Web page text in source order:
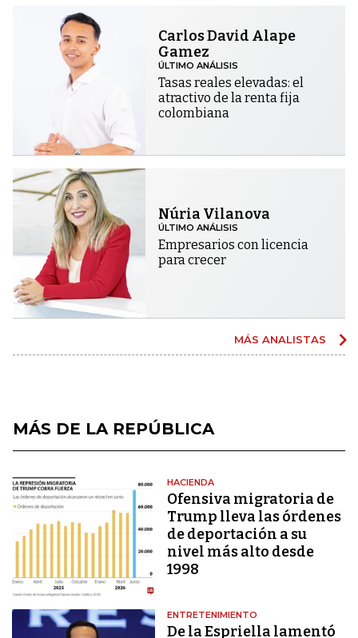
Carlos David Alape
Gamez
ÚLTIMO ANÁLISIS
Tasas reales elevadas: el
atractivo de la renta fija
colombiana
Núria Vilanova
ÚLTIMO ANÁLISIS
Empresarios con licencia
para crecer
MÁS ANALISTAS
MÁS DE LA REPÚBLICA
HACIENDA
Ofensiva migratoria de
Trump lleva las órdenes
de deportación a su
nivel más alto desde
1998
ENTRETENIMIENTO
De la Espriella lamentó